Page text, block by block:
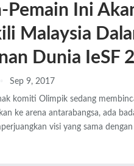
Pemain Ini
Malaysia
Dunia IeSF
Sep 9, 2017
komiti Olimpik sedang
ke arena antarabangsa, ada
visi yang sama dengan